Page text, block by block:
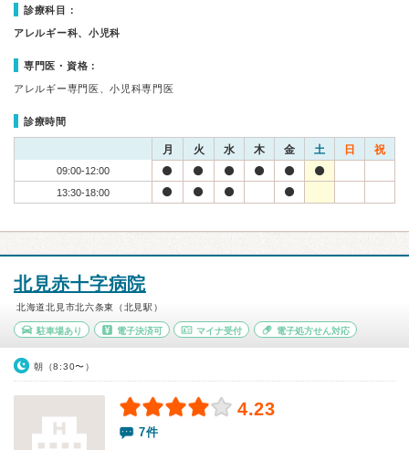
診療科目：
アレルギー科、小児科
専門医・資格：
アレルギー専門医、小児科専門医
診療時間
月 火 水 木 金 土 日 祝
09:00-12:00
13:30-18:00
北見赤十字病院
北海道北見市北六条東（北見駅）
駐車場あり 電子決済可 マイナ受付 電子処方せん対応
朝（8:30〜）
4.23
7件